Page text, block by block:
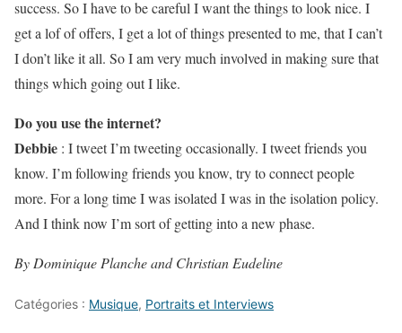
success. So I have to be careful I want the things to look nice. I
get a lof of offers, I get a lot of things presented to me, that I can’t
I don’t like it all. So I am very much involved in making sure that
things which going out I like.
Do you use the internet?
Debbie : I tweet I’m tweeting occasionally. I tweet friends you
know. I’m following friends you know, try to connect people
more. For a long time I was isolated I was in the isolation policy.
And I think now I’m sort of getting into a new phase.
By Dominique Planche and Christian Eudeline
Catégories : Musique, Portraits et Interviews